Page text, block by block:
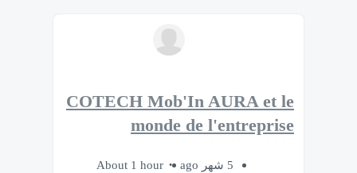
COTECH Mob'In AURA et le
monde de l'entreprise
5 شهر ago
About 1 hour